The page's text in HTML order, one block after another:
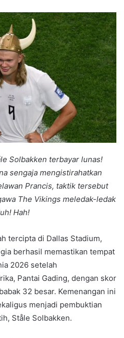
Solbakken terbayar lunas!
sengaja mengistirahatkan
Prancis, taktik tersebut
The Vikings meledak-ledak
Hah!
tercipta di Dallas Stadium,
berhasil memastikan tempat
2026 setelah
Pantai Gading, dengan skor
32 besar. Kemenangan ini
menjadi pembuktian
Ståle Solbakken.